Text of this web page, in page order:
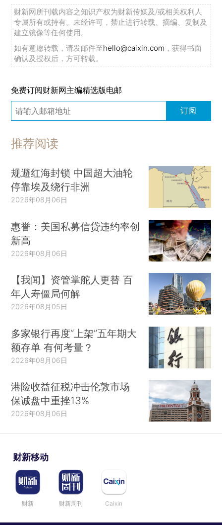
财新网所刊载内容之知识产权为财新传媒及/或相关权利人
专属所有或持有。未经许可，禁止进行转载、摘编、复制及
建立镜像等任何使用。
如有意愿转载，请发邮件至hello@caixin.com ，获得书面
确认及授权后，方可转载。
免费订阅财新网主编精选版电邮
订阅
推荐阅读
规避红海封锁 中国超大油轮
停靠埃及绕行非洲
2026年08月06日
惠誉：美国私募信贷违约率创
新高
2026年08月06日
【我闻】资管掌舵人更替 百
年人寿僵局何解
2026年08月05日
多家银行再度“上架”五年期大
额存单 有何考量？
2026年08月06日
港险收益征税冲击伦敦市场
保诚盘中重挫13%
2026年08月06日
财新移动
财新 财新周刊 Caixin